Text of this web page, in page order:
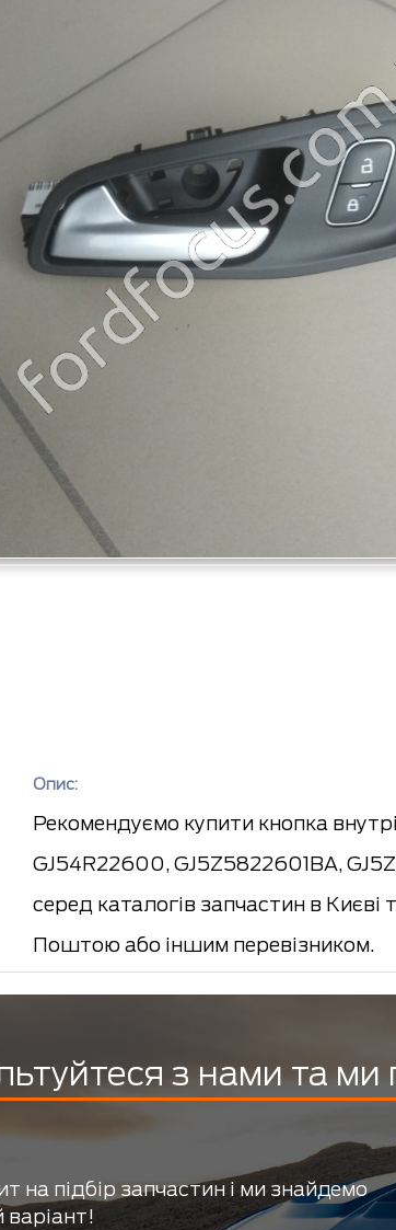
Опис:
Рекомендуємо купити кнопка
GJ54R22600, GJ5Z5822601BA,
серед каталогів запчастин в
Поштою або іншим перевізником.
з нами та ми
на підбір запчастин і ми знайдемо